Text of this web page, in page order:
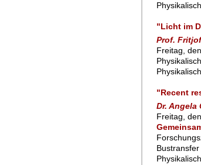
"Licht im
Prof.
Freitag,
"Recent
Dr. Angela
Freitag,